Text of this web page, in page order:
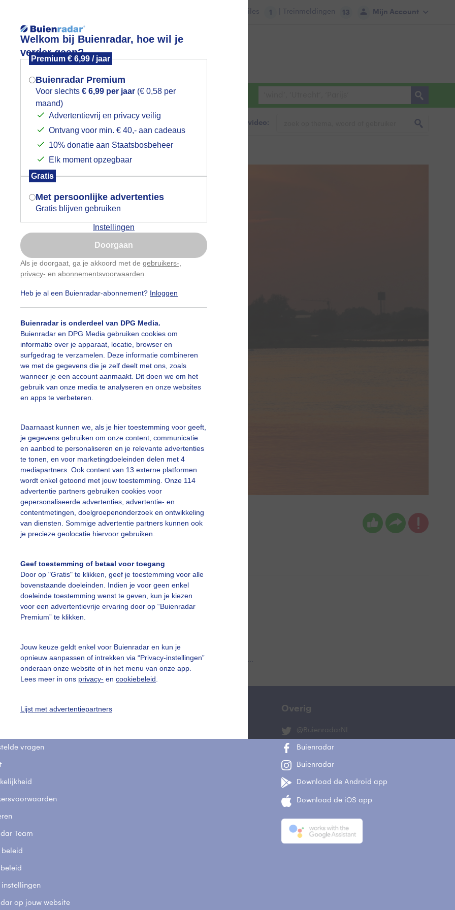
Welkom bij Buienradar, hoe wil je
verder gaan?
Premium € 6,99 / jaar
Buienradar Premium
Voor slechts € 6,99 per jaar (€ 0,58 per
maand)
Advertentievrij en privacy veilig
Ontvang voor min. € 40,- aan cadeaus
10% donatie aan Staatsbosbeheer
Elk moment opzegbaar
Gratis
Met persoonlijke advertenties
Gratis blijven gebruiken
Instellingen
Doorgaan
Als je doorgaat, ga je akkoord met de gebruikers-
privacy- en abonnementsvoorwaarden
Heb je al een Buienradar-abonnement? Inloggen
Buienradar is onderdeel van DPG Media.
Buienradar en DPG Media gebruiken cookies om
informatie over je apparaat, locatie, browser en
surfgedrag te verzamelen. Deze informatie combineren
we met de gegevens die je zelf deelt met ons, zoals
wanneer je een account aanmaakt. Dit doen we om het
gebruik van onze media te analyseren en onze websites
en apps te verbeteren.
Daarnaast kunnen we, als je hier toestemming voor geeft,
je gegevens gebruiken om onze content, communicatie
en aanbod te personaliseren en je relevante advertenties
te tonen, en voor marketingdoeleinden delen met 4
mediapartners. Ook content van 13 externe platformen
wordt enkel getoond met jouw toestemming. Onze 114
advertentie partners gebruiken cookies voor
gepersonaliseerde advertenties, advertentie- en
contentmetingen, doelgroepenonderzoek en ontwikkeling
van diensten. Sommige advertentie partners kunnen ook
je precieze geolocatie hiervoor gebruiken.
Geef toestemming of betaal voor toegang
Door op "Gratis" te klikken, geef je toestemming voor alle
bovenstaande doeleinden. Indien je voor geen enkel
doeleinde toestemming wenst te geven, kun je kiezen
voor een advertentievrije ervaring door op “Buienradar
Premium” te klikken.
Jouw keuze geldt enkel voor Buienradar en kun je
opnieuw aanpassen of intrekken via “Privacy-instellingen”
onderaan onze website of in het menu van onze app.
Lees meer in ons privacy- en cookiebeleid
Lijst met advertentiepartners
Mijn Account
Files 1 | Treinmeldingen 13
Foto en video Weerzine
Zoeken in foto & video:
van een mooie zonsondergang
Erna Kool Gemaakt: 12-06-2025, 64x bekeken
slideshow
Een moment geduld aub...
vragen
Team
beleid
instellingen
op jouw website
Overig
@BuienradarNL
Buienradar
Buienradar
Download de Android app
Download de iOS app
Mogen we je locatie gebruiken voor
het weer?
Indien je hier nog geen akkoord op hebt
gegeven, verschijnt er zo een pop-up uit
je browser waarin deze toestemming
gevraagd wordt.
Is goed, toon de popup
Nu niet, misschien later
Gebruik je Safari en wil je niet elke dag deze pop-up
Klikhierom dit aan te passen